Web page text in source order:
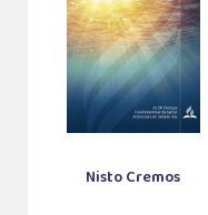
Nisto Cremos